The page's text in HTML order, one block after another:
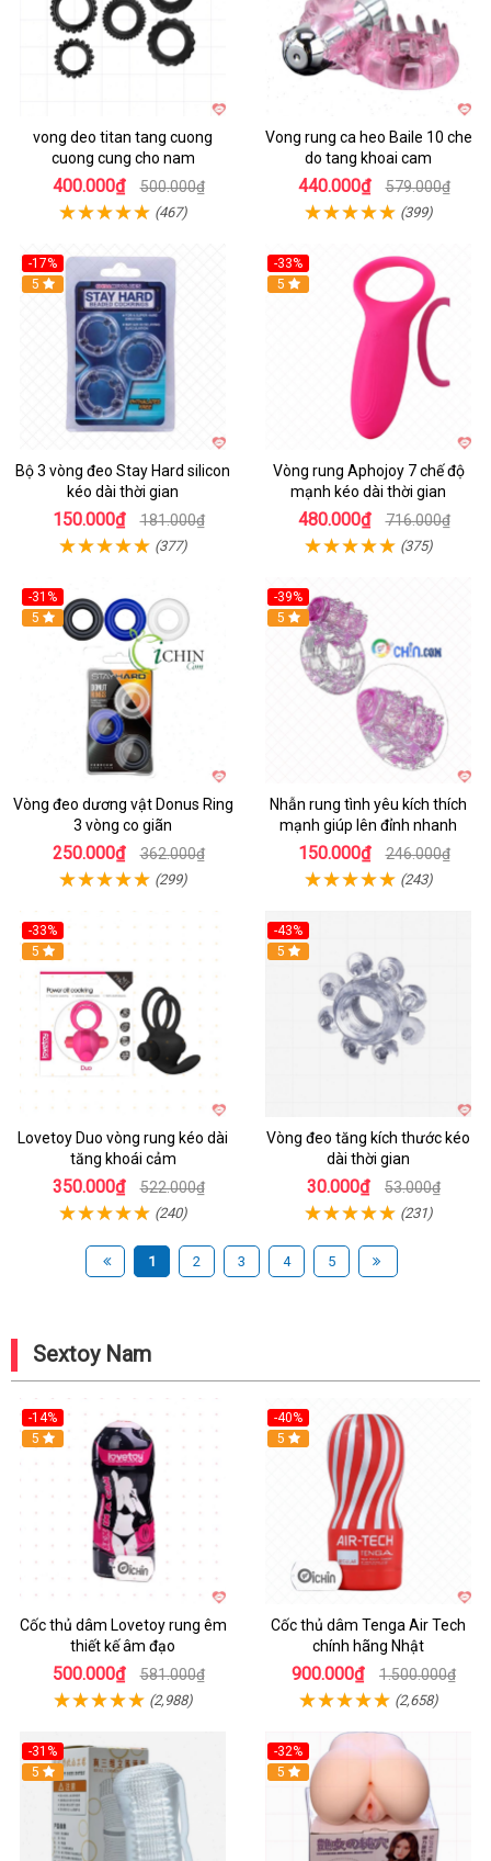
vong deo titan tang cuong
cuong cung cho nam
400.000₫ 500.000₫
(467)
Vong rung ca heo Baile 10 che
do tang khoai cam
440.000₫ 579.000₫
(399)
-17%
5
Bộ 3 vòng đeo Stay Hard silicon
kéo dài thời gian
150.000₫ 181.000₫
(377)
-33%
Hot
5
Vòng rung Aphojoy 7 chế độ
mạnh kéo dài thời gian
480.000₫ 716.000₫
(375)
-31%
5
Vòng đeo dương vật Donus Ring
3 vòng co giãn
250.000₫ 362.000₫
(299)
-39%
5
Nhẫn rung tình yêu kích thích
mạnh giúp lên đỉnh nhanh
150.000₫ 246.000₫
(243)
-33%
Hot
5
Lovetoy Duo vòng rung kéo dài
tăng khoái cảm
350.000₫ 522.000₫
(240)
-43%
Hot
5
Vòng đeo tăng kích thước kéo
dài thời gian
30.000₫ 53.000₫
(231)
1 2 3 4 5
Sextoy Nam
-14%
Hot
5
Cốc thủ dâm Lovetoy rung êm
thiết kế âm đạo
500.000₫ 581.000₫
(2,988)
-40%
Hot
5
Cốc thủ dâm Tenga Air Tech
chính hãng Nhật
900.000₫ 1.500.000₫
(2,658)
-31%
Hot
5
-32%
Hot
5